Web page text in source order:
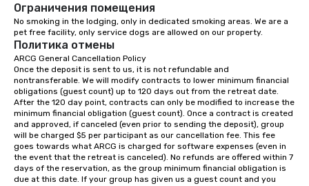
serve 450 guests at a time. But, if you
would like a more intimate upscale
option, our full catering team can work
with you to create the meal of your
dreams! If you would like to use a
meeting room we have a number of
different rooms that are available,
from boardrooms to large venues. We
have cozy lodging options ranging
anywhere from cabins to cottages.
Wake up under the canopy in a
forested paradise at whatever level
Ограничения помещения
No smoking in the lodging, only in dedicated smoking areas. We are a
pet free facility, only service dogs are allowed on our property.
Политика отмены
ARCG General Cancellation Policy
Once the deposit is sent to us, it is not refundable and
nontransferable. We will modify contracts to lower minimum financial
obligations (guest count) up to 120 days out from the retreat date.
After the 120 day point, contracts can only be modified to increase the
minimum financial obligation (guest count). Once a contract is created
and approved, if canceled (even prior to sending the deposit), group
will be charged $5 per participant as our cancellation fee. This fee
goes towards what ARCG is charged for software expenses (even in
the event that the retreat is canceled). No refunds are offered within 7
days of the reservation, as the group minimum financial obligation is
due at this date. If your group has given us a guest count and you